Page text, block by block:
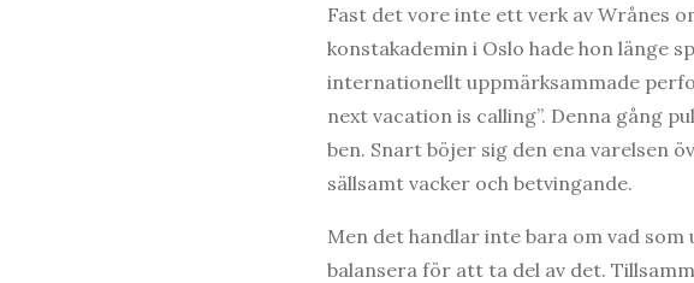
Fast det vore inte ett verk av Wrånes
konstakademin i Oslo hade hon länge
internationellt uppmärksammade
next vacation is calling”. Denna gång
ben. Snart böjer sig den ena varelsen
sällsamt vacker och betvingande.
Men det handlar inte bara om vad som
balansera för att ta del av det.